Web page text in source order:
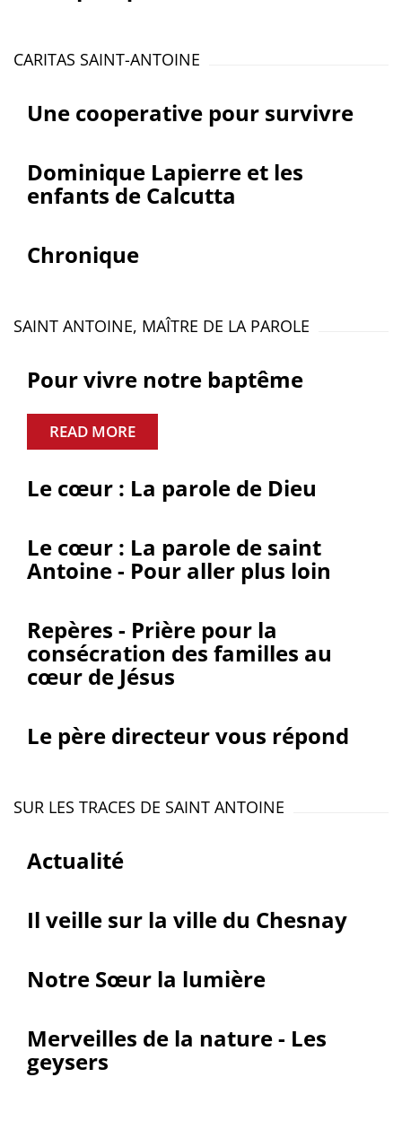
CARITAS SAINT-ANTOINE
Une cooperative pour survivre
Dominique Lapierre et les
enfants de Calcutta
Chronique
SAINT ANTOINE, MAÎTRE DE LA PAROLE
Pour vivre notre baptême
READ MORE
Le cœur : La parole de Dieu
Le cœur : La parole de saint
Antoine - Pour aller plus loin
Repères - Prière pour la
consécration des familles au
cœur de Jésus
Le père directeur vous répond
SUR LES TRACES DE SAINT ANTOINE
Actualité
Il veille sur la ville du Chesnay
Notre Sœur la lumière
Merveilles de la nature - Les
geysers